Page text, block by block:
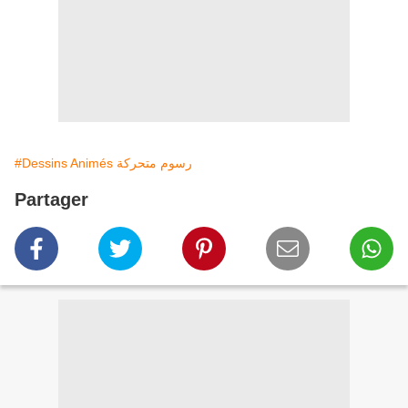
#Dessins Animés رسوم متحركة
Partager